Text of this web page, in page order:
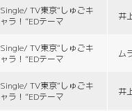
Single/ TV東京“しゅごキ
ャラ！”EDテーマ
井
Single/ TV東京“しゅごキ
ャラ！”EDテーマ
ム
Single/ TV東京“しゅごキ
ャラ！”EDテーマ
井